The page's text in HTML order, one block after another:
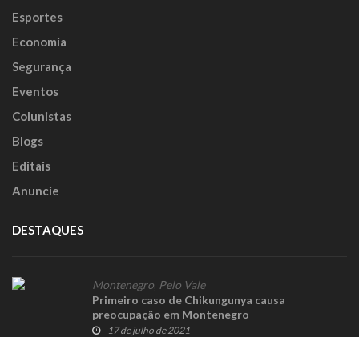
Esportes
Economia
Segurança
Eventos
Colunistas
Blogs
Editais
Anuncie
DESTAQUES
Montenegro Pelo Vale
Primeiro caso de Chikungunya causa
preocupação em Montenegro
17 de julho de 2021